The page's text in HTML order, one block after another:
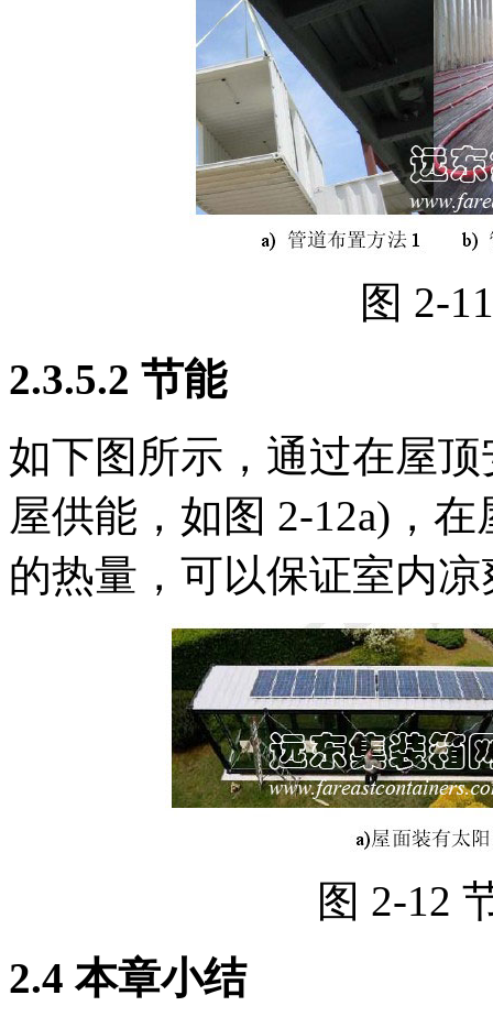
图 2-
2.3.5.2 节能
如下图所示，通过在屋
屋供能，如图 2-12a)，
的热量，可以保证室内凉
图 2-12
2.4 本章小结